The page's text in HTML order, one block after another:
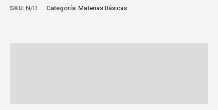
de
cantidad
SKU:N/D Categoría:Materias Básicas